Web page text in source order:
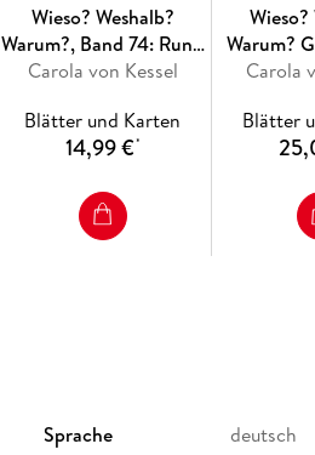
Wieso? Weshalb?
Warum?, Band 74: Rund
um den Müll
Carola von Kessel
Blätter und Karten
14,99 €*
Wieso?
Warum?
am
Carola
Blätter
Sprache
deutsch